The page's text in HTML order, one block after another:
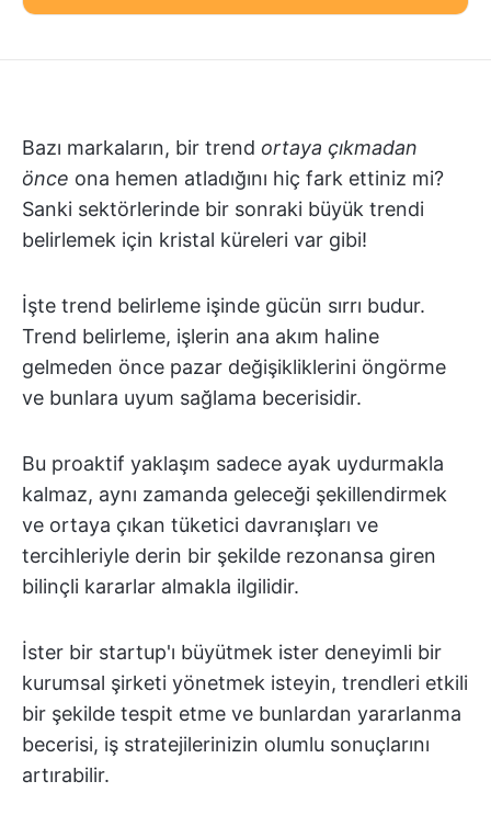
Bazı markaların, bir trend ortaya çıkmadan
önce ona hemen atladığını hiç fark ettiniz mi?
Sanki sektörlerinde bir sonraki büyük trendi
belirlemek için kristal küreleri var gibi!
İşte trend belirleme işinde gücün sırrı budur.
Trend belirleme, işlerin ana akım haline
gelmeden önce pazar değişikliklerini öngörme
ve bunlara uyum sağlama becerisidir.
Bu proaktif yaklaşım sadece ayak uydurmakla
kalmaz, aynı zamanda geleceği şekillendirmek
ve ortaya çıkan tüketici davranışları ve
tercihleriyle derin bir şekilde rezonansa giren
bilinçli kararlar almakla ilgilidir.
İster bir startup'ı büyütmek ister deneyimli bir
kurumsal şirketi yönetmek isteyin, trendleri etkili
bir şekilde tespit etme ve bunlardan yararlanma
becerisi, iş stratejilerinizin olumlu sonuçlarını
artırabilir.